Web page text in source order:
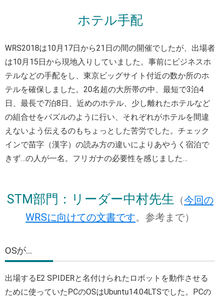
ホテル手配
WRS2018は10月17日から21日の間の開催でしたが、出場者
は10月15日から現地入りしていました。事前にビジネスホ
テルなどの手配をし、東京ビッグサイト付近の数か所のホ
テルを確保しました。20名超の大所帯の中、最短で3泊4
日、最長で7泊8日、近めのホテル、少し離れたホテルなど
の組合せをパズルのように行い、それぞれがホテルを間違
えないよう伝えるのもちょっとした苦労でした。チェック
インで苗字（漢字）の読み方の違いによりあやうく宿泊で
きず…の人が一名。フリガナの必要性を感じました…
STM部門：リーダー中村先生 （今回の
WRSに向けての文書です。参考まで）
OSが…
出場するE2 SPIDERと名付けられたロボットを動作させる
ために使っていたPCのOSはUbuntu14.04LTSでした。PCの